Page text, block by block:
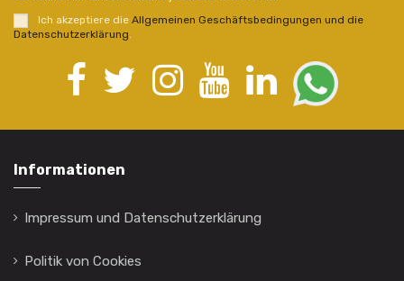
Ich akzeptiere die Allgemeinen Geschäftsbedingungen und die
Datenschutzerklärung.
Informationen
Impressum und Datenschutzerklärung
Politik von Cookies